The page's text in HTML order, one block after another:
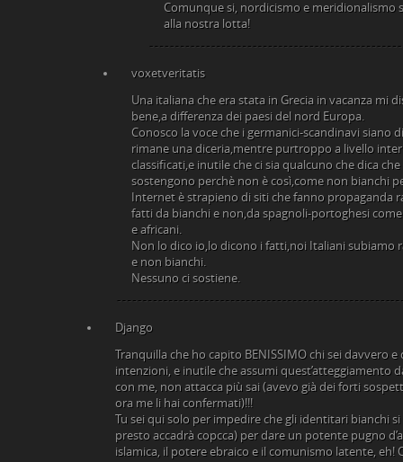
Comunque si, nordicismo e
alla nostra lotta!
voxetveritatis
Una italiana che era stata in Grecia in vacanza mi
bene,a differenza dei paesi del nord Europa.
Conosco la voce che i germanici-scandinavi siano
rimane una diceria,mentre purtroppo a livello
classificati,e inutile che ci sia qualcuno che dica
sostengono perchè non è così,come non bianchi
Internet è strapieno di siti che fanno propaganda
fatti da bianchi e non,da spagnoli-portoghesi
e africani.
Non lo dico io,lo dicono i fatti,noi Italiani subiamo
e non bianchi.
Nessuno ci sostiene.
Django
Tranquilla che ho capito BENISSIMO chi sei davvero
intenzioni, e inutile che assumi quest’atteggiamento
con me, non attacca più sai (avevo già dei forti
ora me li hai confermati)!!!
Tu sei qui solo per impedire che gli identitari bianchi
presto accadrà copcca) per dare un potente pugno
islamica, il potere ebraico e il comunismo latente, eh!